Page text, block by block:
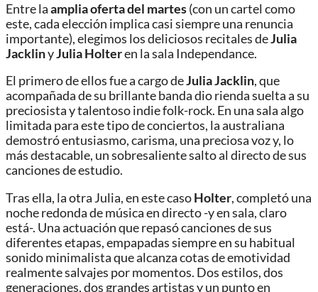
Entre laamplia oferta del martes(con un cartel como
este, cada elección implica casi siempre una renuncia
importante), elegimos los deliciosos recitales deJulia
JacklinyJulia Holteren la sala Independance.
El primero de ellos fue a cargo deJulia Jacklin, que
acompañada de su brillante banda dio rienda suelta a su
preciosista y talentoso indie folk-rock. En una sala algo
limitada para este tipo de conciertos, la australiana
demostró entusiasmo, carisma, una preciosa voz y, lo
más destacable, un sobresaliente salto al directo de sus
canciones de estudio.
Tras ella, la otra Julia, en este casoHolter, completó una
noche redonda de música en directo -y en sala, claro
está-. Una actuación que repasó canciones de sus
diferentes etapas, empapadas siempre en su habitual
sonido minimalista que alcanza cotas de emotividad
realmente salvajes por momentos. Dos estilos, dos
generaciones, dos grandes artistas y un punto en